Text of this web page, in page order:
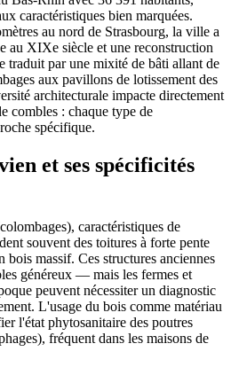
caractéristiques bien marquées.
au nord de Strasbourg, la ville a
au XIXe siècle et une reconstruction
traduit par une mixité de bâti allant de
aux pavillons de lotissement des
architecturale impacte directement
combles : chaque type de
spécifique.
et ses spécificités
caractéristiques de
souvent des toitures à forte pente
bois massif. Ces structures anciennes
généreux — mais les fermes et
peuvent nécessiter un diagnostic
L'usage du bois comme matériau
l'état phytosanitaire des poutres
fréquent dans les maisons de